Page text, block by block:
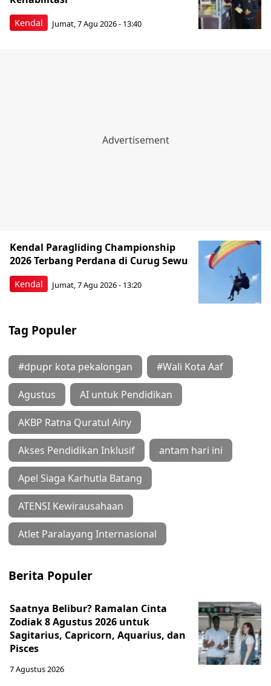
Kendal Jumat, 7 Agu 2026 - 13:40
Kendal
Kendal Paragliding Championship
2026 Terbang Perdana di Curug Sewu
Jumat, 7 Agu 2026 - 13:20
Tag Populer
#dpupr kota pekalongan #Wali Kota Aaf
Agustus AI untuk Pendidikan
AKBP Ratna Quratul Ainy
Akses Pendidikan Inklusif antam hari ini
Apel Siaga Karhutla Batang
ATENSI Kewirausahaan
Atlet Paralayang Internasional
Berita Populer
Saatnya Belibur? Ramalan Cinta
Zodiak 8 Agustus 2026 untuk
Sagitarius, Capricorn, Aquarius, dan
Pisces
7 Agustus 2026